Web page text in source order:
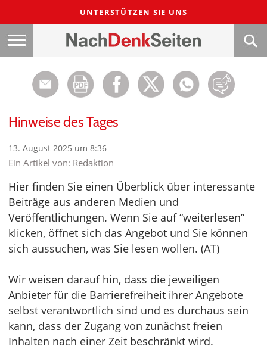
UNTERSTÜTZEN SIE UNS
Hinweise des Tages
13. August 2025 um 8:36
Ein Artikel von: Redaktion
Hier finden Sie einen Überblick über interessante
Beiträge aus anderen Medien und
Veröffentlichungen. Wenn Sie auf “weiterlesen”
klicken, öffnet sich das Angebot und Sie können
sich aussuchen, was Sie lesen wollen. (AT)
Wir weisen darauf hin, dass die jeweiligen
Anbieter für die Barrierefreiheit ihrer Angebote
selbst verantwortlich sind und es durchaus sein
kann, dass der Zugang von zunächst freien
Inhalten nach einer Zeit beschränkt wird.